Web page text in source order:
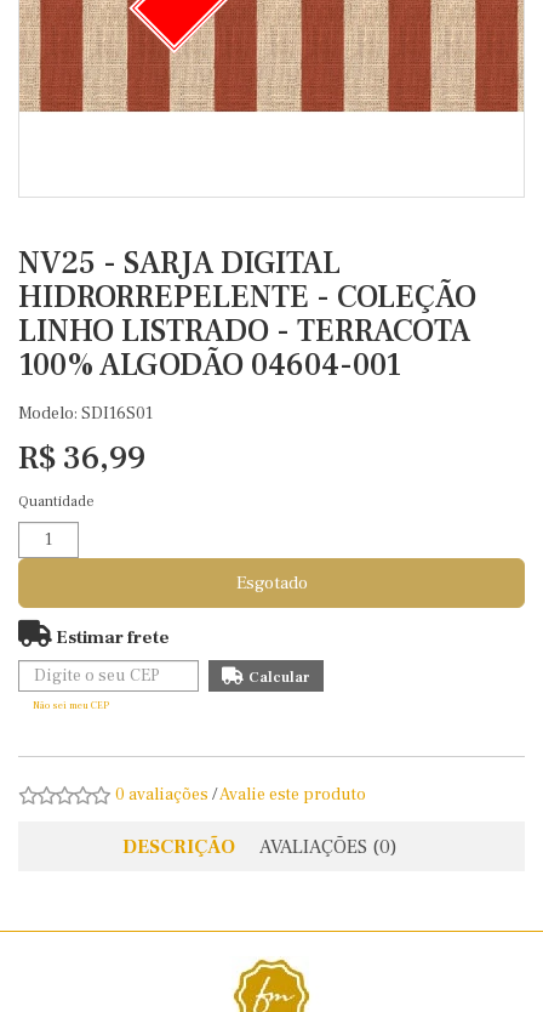
NV25 - SARJA DIGITAL
HIDRORREPELENTE - COLEÇÃO
LINHO LISTRADO - TERRACOTA
100% ALGODÃO 04604-001
Modelo: SDI16S01
R$ 36,99
Quantidade
Esgotado
Estimar frete
Não sei meu CEP
0 avaliações /Avalie este produto
DESCRIÇÃO AVALIAÇÕES (0)